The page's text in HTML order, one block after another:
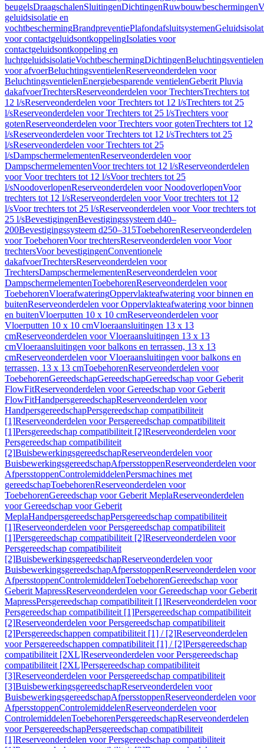
beugelsDraagschalenSluitingenDichtingenRuwbouwbeschermingen
geluidsisolatie en
vochtbeschermingBrandpreventiePlafondafsluitsystemen
voor contactgeluidsontkoppelingIsolaties voor
contactgeluidsontkoppeling en
luchtgeluidsisolatieVochtbeschermingDichtingenBeluchtingsventielen
voor afvoerBeluchtingsventielenReserveonderdelen voor
BeluchtingsventielenEnergiebesparende ventielenGeberit Pluvia
dakafvoerTrechtersReserveonderdelen voor TrechtersTrechters tot
12 l/sReserveonderdelen voor Trechters tot 12 l/sTrechters tot 25
l/sReserveonderdelen voor Trechters tot 25 l/sTrechters voor
gotenReserveonderdelen voor Trechters voor gotenTrechters tot 12
l/sReserveonderdelen voor Trechters tot 12 l/sTrechters tot 25
l/sReserveonderdelen voor Trechters tot 25
l/sDampschermelementenReserveonderdelen voor
DampschermelementenVoor trechters tot 12 l/sReserveonderdelen
voor Voor trechters tot 12 l/sVoor trechters tot 25
l/sNoodoverlopenReserveonderdelen voor NoodoverlopenVoor
trechters tot 12 l/sReserveonderdelen voor Voor trechters tot 12
l/sVoor trechters tot 25 l/sReserveonderdelen voor Voor trechters tot
25 l/sBevestigingenBevestigingssysteem d40–
200Bevestigingssysteem d250–315ToebehorenReserveonderdelen
voor ToebehorenVoor trechtersReserveonderdelen voor Voor
trechtersVoor bevestigingenConventionele
dakafvoerTrechtersReserveonderdelen voor
TrechtersDampschermelementenReserveonderdelen voor
DampschermelementenToebehorenReserveonderdelen voor
ToebehorenVloerafwateringOppervlakteafwatering voor binnen en
buitenReserveonderdelen voor Oppervlakteafwatering voor binnen
en buitenVloerputten 10 x 10 cmReserveonderdelen voor
Vloerputten 10 x 10 cmVloeraansluitingen 13 x 13
cmReserveonderdelen voor Vloeraansluitingen 13 x 13
cmVloeraansluitingen voor balkons en terrassen, 13 x 13
cmReserveonderdelen voor Vloeraansluitingen voor balkons en
terrassen, 13 x 13 cmToebehorenReserveonderdelen voor
ToebehorenGereedschapGereedschapGereedschap voor Geberit
FlowFitReserveonderdelen voor Gereedschap voor Geberit
FlowFitHandpersgereedschapReserveonderdelen voor
HandpersgereedschapPersgereedschap compatibiliteit
[1]Reserveonderdelen voor Persgereedschap compatibiliteit
[1]Persgereedschap compatibiliteit [2]Reserveonderdelen voor
Persgereedschap compatibiliteit
[2]BuisbewerkingsgereedschapReserveonderdelen voor
BuisbewerkingsgereedschapAfpersstoppenReserveonderdelen voor
AfpersstoppenControlemiddelenPersmachines met
gereedschapToebehorenReserveonderdelen voor
ToebehorenGereedschap voor Geberit MeplaReserveonderdelen
voor Gereedschap voor Geberit
MeplaHandpersgereedschapPersgereedschap compatibiliteit
[1]Reserveonderdelen voor Persgereedschap compatibiliteit
[1]Persgereedschap compatibiliteit [2]Reserveonderdelen voor
Persgereedschap compatibiliteit
[2]BuisbewerkingsgereedschapReserveonderdelen voor
BuisbewerkingsgereedschapAfpersstoppenReserveonderdelen voor
AfpersstoppenControlemiddelenToebehorenGereedschap voor
Geberit MapressReserveonderdelen voor Gereedschap voor Geberit
MapressPersgereedschap compatibiliteit [1]Reserveonderdelen voor
Persgereedschap compatibiliteit [1]Persgereedschap compatibiliteit
[2]Reserveonderdelen voor Persgereedschap compatibiliteit
[2]Persgereedschappen compatibiliteit [1] / [2]Reserveonderdelen
voor Persgereedschappen compatibiliteit [1] / [2]Persgereedschap
compatibiliteit [2XL]Reserveonderdelen voor Persgereedschap
compatibiliteit [2XL]Persgereedschap compatibiliteit
[3]Reserveonderdelen voor Persgereedschap compatibiliteit
[3]BuisbewerkingsgereedschapReserveonderdelen voor
BuisbewerkingsgereedschapAfpersstoppenReserveonderdelen voor
AfpersstoppenControlemiddelenReserveonderdelen voor
ControlemiddelenToebehorenPersgereedschapReserveonderdelen
voor PersgereedschapPersgereedschap compatibiliteit
[1]Reserveonderdelen voor Persgereedschap compatibiliteit